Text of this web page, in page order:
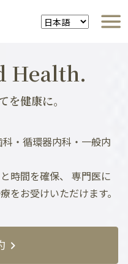
Health.
を健康に。
・循環器内科・一般内
時間を確保、
をお受けいただけます。